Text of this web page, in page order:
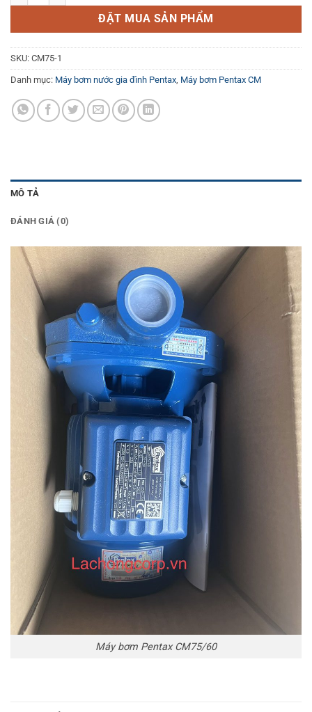
ĐẶT MUA SẢN PHẨM
SKU: CM75-1
Danh mục: Máy bơm nước gia đình Pentax Máy bơm Pentax CM
MÔ TẢ
ĐÁNH GIÁ (0)
Máy bơm Pentax CM75/60